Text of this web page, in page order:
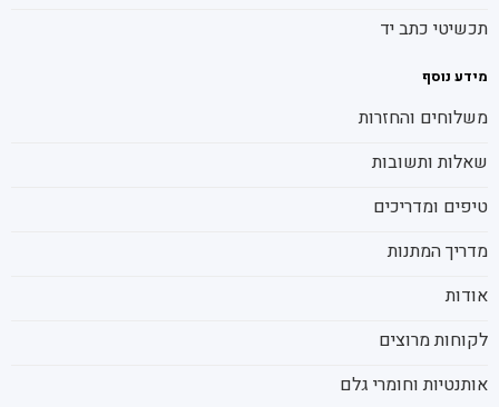
תכשיטי כתב יד
מידע נוסף
משלוחים והחזרות
שאלות ותשובות
טיפים ומדריכים
מדריך המתנות
אודות
לקוחות מרוצים
אותנטיות וחומרי גלם